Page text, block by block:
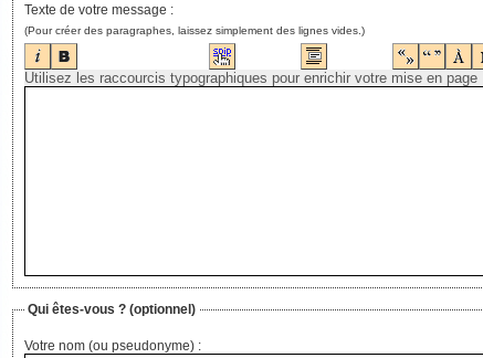
Texte de votre message :
(Pour créer des paragraphes, laissez simplement des lignes vides.)
Qui êtes-vous ?(optionnel)
Votre nom (ou pseudonyme) :